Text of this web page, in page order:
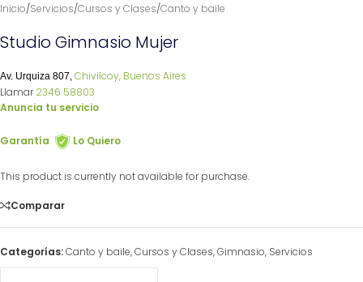
Inicio/Servicios/Cursos y Clases/Canto y baile
Studio Gimnasio Mujer
Av. Urquiza 807, Chivilcoy, Buenos Aires
Llamar2346 58803
Anuncia tu servicio
Garantía Lo Quiero
This product is currently not available for purchase.
Comparar
Categorías:Canto y baile,Cursos y Clases,Gimnasio, Servicios